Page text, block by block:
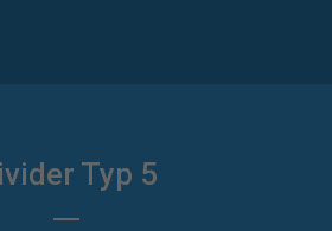
Typ 5